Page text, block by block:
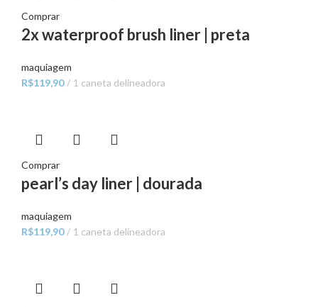
Comprar
2x waterproof brush liner | preta
maquiagem
R$119,90 1 caneta delineadora
Comprar
pearl’s day liner | dourada
maquiagem
R$119,90 1 caneta delineadora